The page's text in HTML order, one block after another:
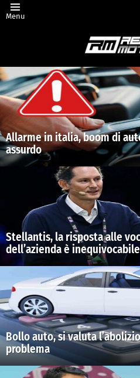
Menu
Ultimi
articoli
Allarme in italia, boom di
assurdo
Stellantis, la risposta alle
dell’azienda è inequivocabile
Bollo auto, si valuta
problema